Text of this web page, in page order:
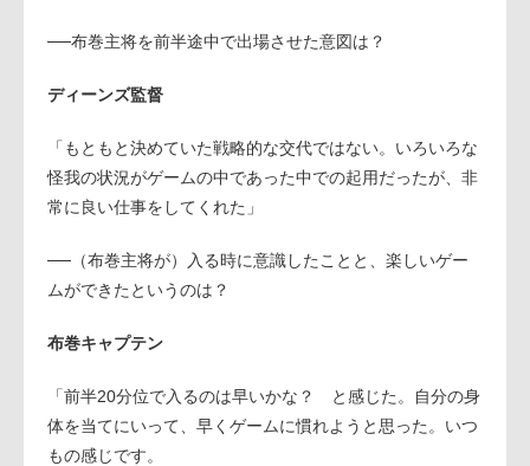
──布巻主将を前半途中で出場させた意図は？
ディーンズ監督
「もともと決めていた戦略的な交代ではない。いろいろな
怪我の状況がゲームの中であった中での起用だったが、非
常に良い仕事をしてくれた」
──（布巻主将が）入る時に意識したことと、楽しいゲー
ムができたというのは？
布巻キャプテン
「前半20分位で入るのは早いかな？ と感じた。自分の身
体を当てにいって、早くゲームに慣れようと思った。いつ
もの感じです。